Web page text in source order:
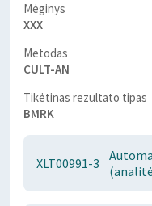
Mėginys
XXX
Metodas
CULT-AN
Tikėtinas rezultato tipas
BMRK
XLT00991-3